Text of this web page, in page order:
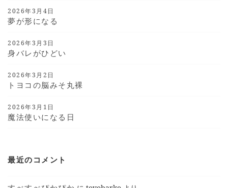
2026年3月4日
夢が形になる
2026年3月3日
身バレがひどい
2026年3月2日
トヨコの脳みそ丸裸
2026年3月1日
魔法使いになる日
最近のコメント